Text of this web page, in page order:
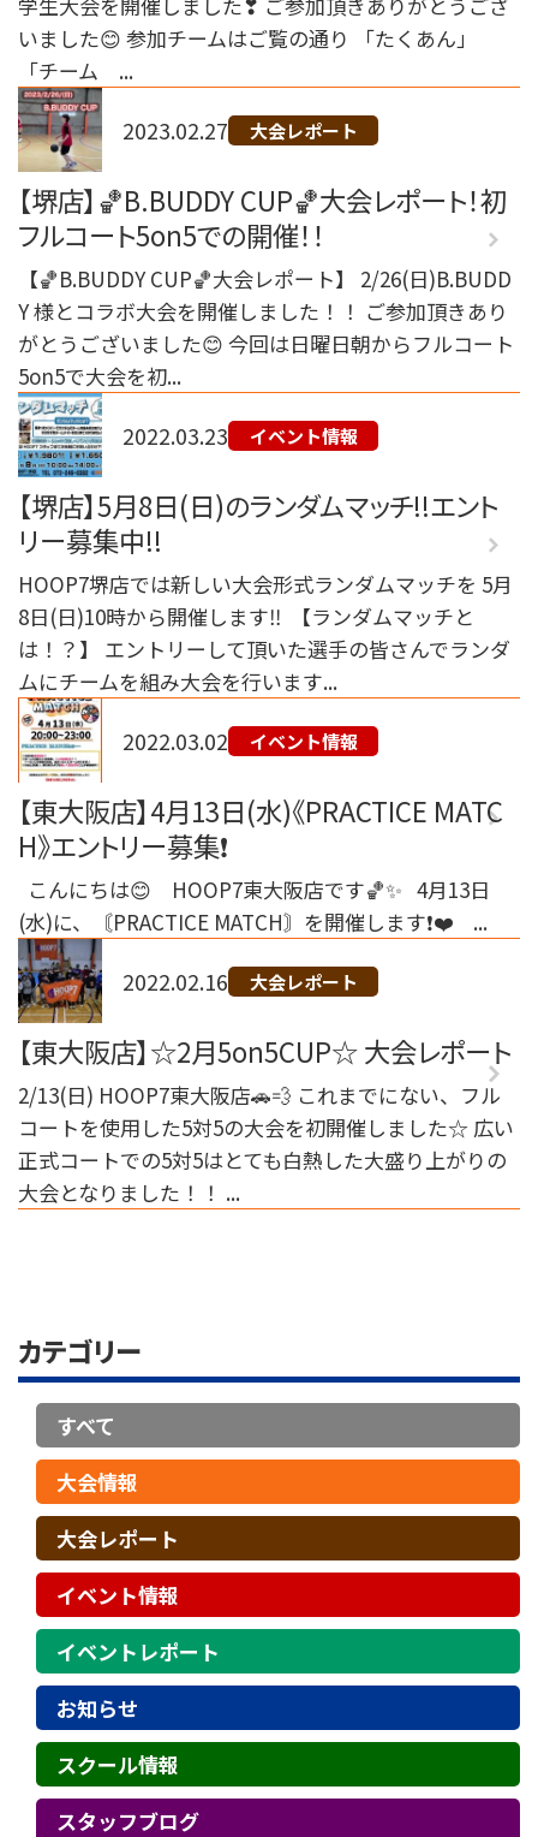
いました😊 参加チームはご覧の通り 「たくあん」
「チーム ...
2023.02.27 大会レポート
【堺店】🏀B.BUDDY CUP🏀大会レポート！初
フルコート5on5での開催！！
【🏀B.BUDDY CUP🏀大会レポート】 2/26(日)B.BUDD
Y 様とコラボ大会を開催しました！！ ご参加頂きあり
がとうございました😊 今回は日曜日朝からフルコート
5on5で大会を初...
2022.03.23 イベント情報
【堺店】5月8日(日)のランダムマッチ!!エント
リー募集中!!
HOOP7堺店では新しい大会形式ランダムマッチを 5月
8日(日)10時から開催します‼️ ⁡ 【ランダムマッチと
は！？】 エントリーして頂いた選手の皆さんでランダ
ムにチームを組み大会を行います...
2022.03.02 イベント情報
【東大阪店】4月13日(水)《PRACTICE MATC
H》エントリー募集❗
こんにちは😊 HOOP7東大阪店です🏀✨ 4月13日
(水)に、〘PRACTICE MATCH〙を開催します❗️❤️ ...
2022.02.16 大会レポート
【東大阪店】☆2月5on5CUP☆ 大会レポート
2/13(日) HOOP7東大阪店🚗💨 これまでにない、フル
コートを使用した5対5の大会を初開催しました☆ 広い
正式コートでの5対5はとても白熱した大盛り上がりの
大会となりました！！ ...
カテゴリー
すべて
大会情報
大会レポート
イベント情報
イベントレポート
お知らせ
スクール情報
スタッフブログ